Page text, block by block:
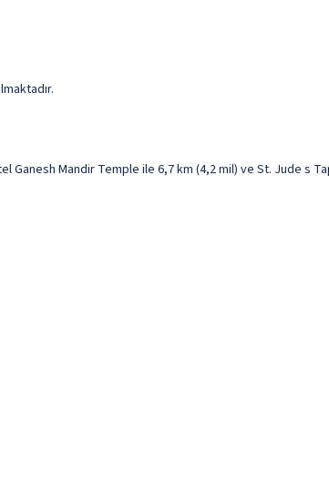
Mandir Temple ile 6,7 km (4,2 mil) ve St. Jude s